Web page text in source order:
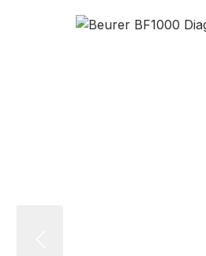
Bildergalerie überspringen